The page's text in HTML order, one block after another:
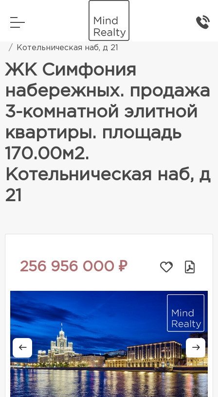
Элитная жилая недвижимость
Котельническая наб, д 21
ЖК Симфония
набережных. продажа
3-комнатной элитной
квартиры. площадь
170.00м2.
Котельническая наб, д
21
256 956 000 ₽